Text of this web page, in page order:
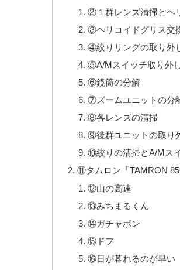
②１群レンズ清掃とヘ
③ヘリコイドグリス交
④絞りリングの取り外
⑤A/Mスイッチ取り外
⑥鏡筒の分解
⑦ズームユニットの分
⑧各レンズの清掃
⑨後群ユニットの取り
⑩絞りの清掃とA/Mス
⑪タムロン「TAMRON
⑫山の高速
⑬みちまるくん
⑭ガチャポン
⑮ドフ
⑯日が暮れるのが早い